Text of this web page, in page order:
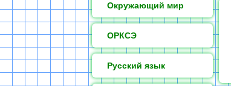
Окружающий мир
ОРКСЭ
Русский язык